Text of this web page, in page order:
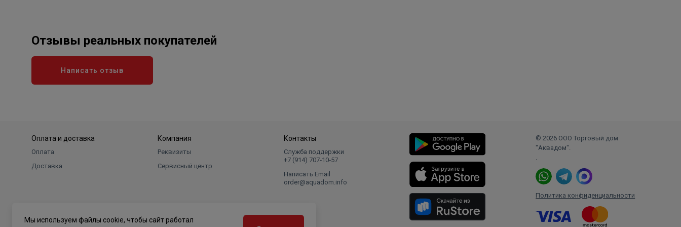
Отзывы реальных покупателей
Написать отзыв
Оплата и доставка
Оплата
Доставка
Компания
Реквизиты
Сервисный центр
Контакты
Служба поддержки
+7 (914) 707‑10‑57
Написать Email
order@aquadom.info
© 2026 ООО Торговый дом
"Аквадом".
.
Политика конфиденциальности
Мы используем файлы cookie, чтобы сайт работал